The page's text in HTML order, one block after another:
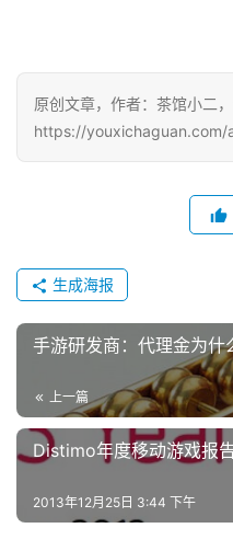
会
上
中
文
(
中
原创文章，作者：茶馆小二，
https://
生成海报
手游研发商：代理金为什
上一篇
Distimo年度移动游戏报
2013年12月25日 3:44 下午